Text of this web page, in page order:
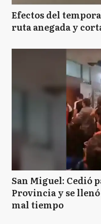
Efectos del
ruta anegada y
San Miguel: Cedió
Provincia y se
mal tiempo